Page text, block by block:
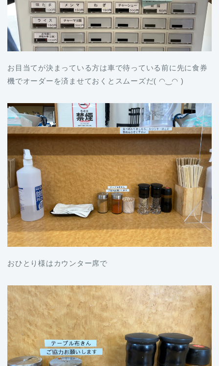
お目当てが決まっている方は車で待っている前に先に食券
機でオーダーを済ませておくとスムーズだ( ◠‿◠ )
おひとり様はカウンター席で